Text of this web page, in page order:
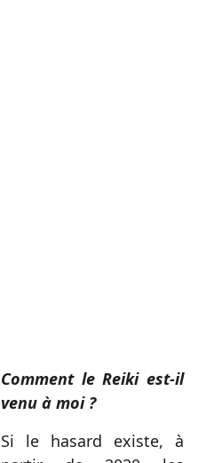
Comment le Reiki est-il
venu à moi ?
Si le hasard existe, à